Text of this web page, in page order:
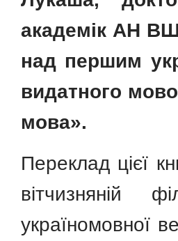
академік АН
над першим
видатного
мова».
Переклад цієї
вітчизняній
україномовної